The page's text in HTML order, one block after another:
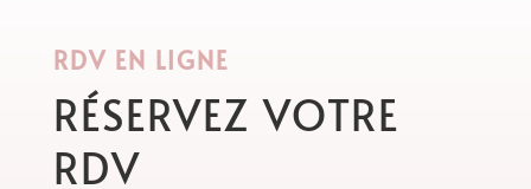
RDV EN LIGNE
RÉSERVEZ VOTRE
RDV